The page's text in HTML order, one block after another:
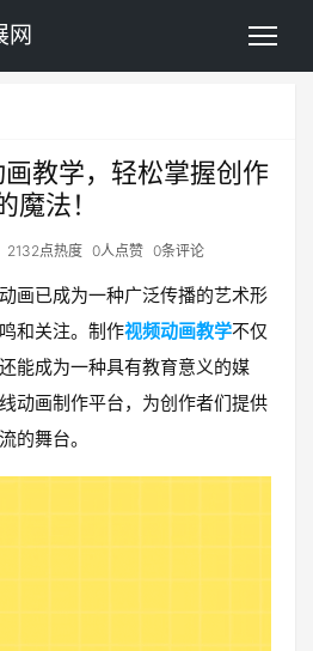
网
教学，轻松掌握创作
魔法！
2132点热度 0人点赞 0条评论
画已成为一种广泛传播的艺术形
和关注。制作视频动画教学不仅
能成为一种具有教育意义的媒
动画制作平台，为创作者们提供
的舞台。